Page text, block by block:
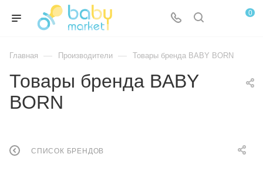
0
Главная — Производители — Товары бренда BABY BORN
Товары бренда BABY
BORN
СПИСОК БРЕНДОВ